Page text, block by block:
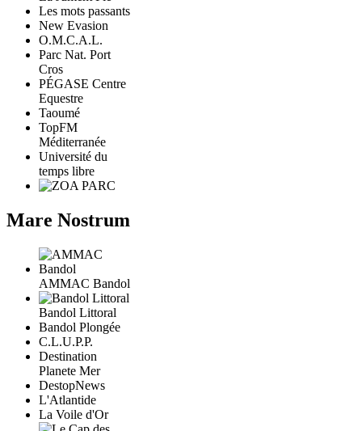
Les mots passants
New Evasion
O.M.C.A.L.
Parc Nat. Port
Cros
PÉGASE Centre
Equestre
Taoumé
TopFM
Méditerranée
Université du
temps libre
Mare Nostrum
AMMAC Bandol
Bandol Littoral
Bandol Plongée
C.L.U.P.P.
Destination
Planete Mer
DestopNews
L'Atlantide
La Voile d'Or